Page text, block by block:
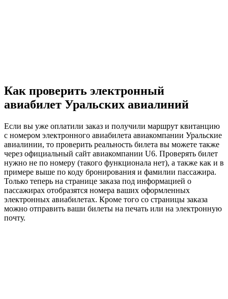
Как проверить электронный
авиабилет Уральских авиалиний
Если вы уже оплатили заказ и получили маршрут квитанцию
с номером электронного авиабилета авиакомпании Уральские
авиалинии, то проверить реальность билета вы можете также
через официальный сайт авиакомпании U6. Проверять билет
нужно не по номеру (такого функционала нет), а также как и в
примере выше по коду бронирования и фамилии пассажира.
Только теперь на странице заказа под информацией о
пассажирах отобразятся номера ваших оформленных
электронных авиабилетах. Кроме того со страницы заказа
можно отправить ваши билеты на печать или на электронную
почту.